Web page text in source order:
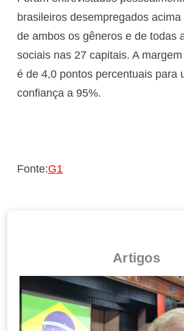
brasileiros desempregados acima
de ambos os gêneros e de todas
sociais nas 27 capitais. A
é de 4,0 pontos percentuais para
confiança a 95%.
Fonte:G1
Artigos